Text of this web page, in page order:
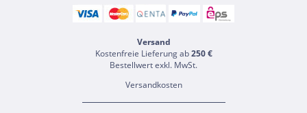
Versand
Kostenfreie Lieferung ab250 €
Bestellwert exkl. MwSt.
Versandkosten